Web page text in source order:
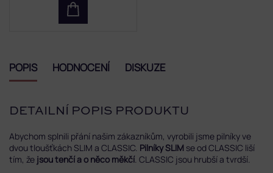
POPIS HODNOCENÍ DISKUZE
DETAILNÍ POPIS PRODUKTU
Abychom splnili přání našim zákazníkům, vyrobili jsme pilníky ve
dvou tloušťkách SLIM a CLASSIC. Pilníky SLIM se od CLASSIC liší
tím, že jsou tenčí a o něco měkčí . CLASSIC jsou hrubší a tvrdší.